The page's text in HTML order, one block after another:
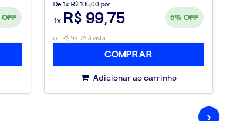
OFF
De 1x R$ 105,00 por
1x R$ 99,75 5% OFF
ou R$ 99,75 à vista
COMPRAR
Adicionar ao carrinho
›